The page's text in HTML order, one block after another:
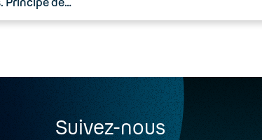
Suivez-nous